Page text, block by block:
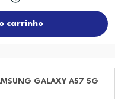
carrinho
GALAXY A57 5G